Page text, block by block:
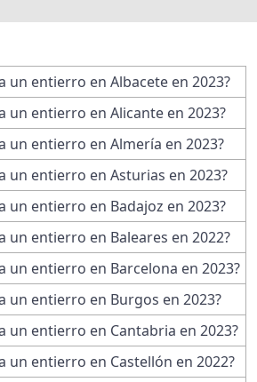
un entierro en Albacete en 2023?
un entierro en Alicante en 2023?
un entierro en Almería en 2023?
un entierro en Asturias en 2023?
un entierro en Badajoz en 2023?
un entierro en Baleares en 2022?
un entierro en Barcelona en 2023?
un entierro en Burgos en 2023?
un entierro en Cantabria en 2023?
un entierro en Castellón en 2022?